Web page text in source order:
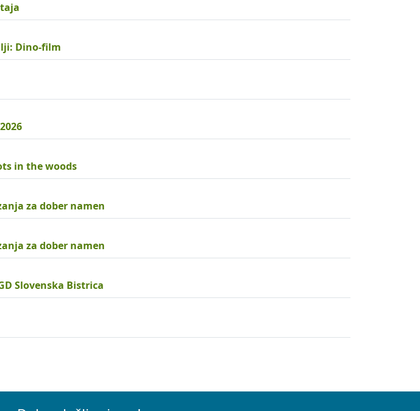
Dino-film
in the woods
za dober namen
za dober namen
Slovenska Bistrica